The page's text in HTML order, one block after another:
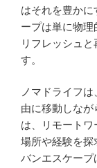
はそれを豊か
ープは単に物
リフレッシュ
す。
ノマドライフ
由に移動しな
は、リモート
場所や経験を探
バンエスケープ